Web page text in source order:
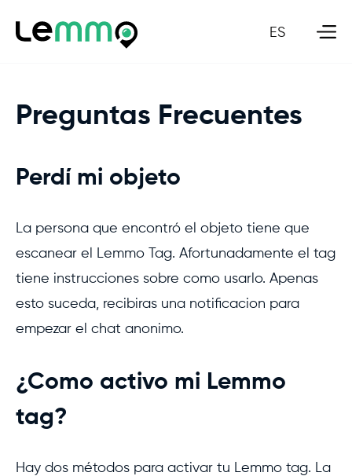
ES
Preguntas Frecuentes
Perdí mi objeto
La persona que encontró el objeto tiene que
escanear el Lemmo Tag. Afortunadamente el tag
tiene instrucciones sobre como usarlo. Apenas
esto suceda, recibiras una notificacion para
empezar el chat anonimo.
¿Como activo mi Lemmo
tag?
Hay dos métodos para activar tu Lemmo tag. La